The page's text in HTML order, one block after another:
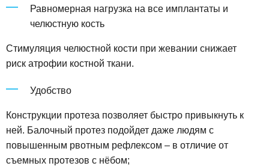
Равномерная нагрузка на все имплантаты и
челюстную кость
Стимуляция челюстной кости при жевании снижает
риск атрофии костной ткани.
Удобство
Конструкции протеза позволяет быстро привыкнуть к
ней. Балочный протез подойдет даже людям с
повышенным рвотным рефлексом – в отличие от
съемных протезов с нёбом;